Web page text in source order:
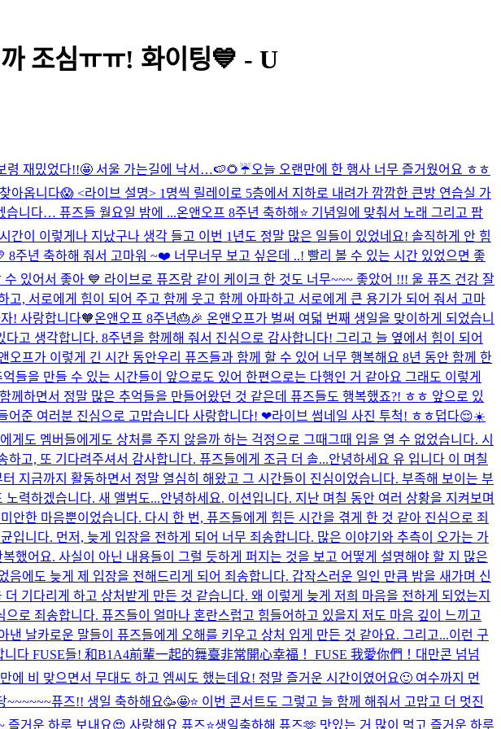
조심ㅠㅠ! 화이팅💙 - U
령 재밌었다!!🤩 서울 가는길에 낙서…🍉🌻☔️오늘 오랜만에 한 행사 너무 즐거웠어요 ㅎㅎ
옵니다😱 <라이브 설명> 1명씩 릴레이로 5층에서 지하로 내려가 깜깜한 큰방 연습실 가
습니다… 퓨즈들 월요일 밤에 ...온앤오프 8주년 축하해⭐️ 기념일에 맞춰서 노래 그리고 팝
이 이렇게나 지났구나 생각 들고 이번 1년도 정말 많은 일들이 있었네요! 솔직하게 안 힘
8주년 축하해 줘서 고마워 ~❤️ 너무너무 보고 싶은데 ..! 빨리 볼 수 있는 시간 있었으면 좋
있어서 좋아 💙 라이브로 퓨즈랑 같이 케이크 한 것도 너무~~~ 좋았어 !!! 울 퓨즈 건강 잘
, 서로에게 힘이 되어 주고 함께 웃고 함께 아파하고 서로에게 큰 용기가 되어 줘서 고마
! 사랑합니다🧡온앤오프 8주년🎂🎉 온앤오프가 벌써 여덟 번째 생일을 맞이하게 되었습니
고 생각합니다. 8주년을 함께해 줘서 진심으로 감사합니다! 그리고 늘 옆에서 힘이 되어
오프가 이렇게 긴 시간 동안우리 퓨즈들과 함께 할 수 있어 너무 행복해요 8년 동안 함께 한
을 만들 수 있는 시간들이 앞으로도 있어 한편으로는 다행인 거 같아요 그래도 이렇게
하면서 정말 많은 추억들을 만들어왔던 것 같은데 퓨즈들도 행복했죠?! ㅎㅎ 앞으로 있
어준 여러분 진심으로 고맙습니다 사랑합니다! ❤라이브 썸네일 사진 투척! ㅎㅎ덥다😌☀️
도 멤버들에게도 상처를 주지 않을까 하는 걱정으로 그때그때 입을 열 수 없었습니다. 시
고, 또 기다려주셔서 감사합니다. 퓨즈들에게 조금 더 솔...안녕하세요 유 입니다 이 며칠
지금까지 활동하면서 정말 열심히 해왔고 그 시간들이 진심이었습니다. 부족해 보이는 부
력하겠습니다. 새 앨범도...안녕하세요. 이션입니다. 지난 며칠 동안 여러 상황을 지켜보며
한 마음뿐이었습니다. 다시 한 번, 퓨즈들에게 힘든 시간을 겪게 한 것 같아 진심으로 죄
입니다. 먼저, 늦게 입장을 전하게 되어 너무 죄송합니다. 많은 이야기와 추측이 오가는 가
했어요. 사실이 아닌 내용들이 그럴 듯하게 퍼지는 것을 보고 어떻게 설명해야 할 지 많은
음에도 늦게 제 입장을 전해드리게 되어 죄송합니다. 갑작스러운 일인 만큼 밤을 새가며 신
기다리게 하고 상처받게 만든 것 같습니다. 왜 이렇게 늦게 저희 마음을 전하게 되었는지
로 죄송합니다. 퓨즈들이 얼마나 혼란스럽고 힘들어하고 있을지 저도 마음 깊이 느끼고
날카로운 말들이 퓨즈들에게 오해를 키우고 상처 입게 만든 것 같아요. 그리고...이런 구
다 FUSE들! 和B1A4前輩一起的舞臺非常開心幸福！ FUSE 我愛你們！ 대만콘 넘넘
에 비 맞으면서 무대도 하고 엠씨도 했는데요! 정말 즐거운 시간이였어요🙂 여수까지 먼
~~~~~~퓨즈!! 생일 축하해요🥳🤩⭐️ 이번 콘서트도 그렇고 늘 함께 해줘서 고맙고 더 멋진
거운 하루 보내요😍 사랑해요 퓨즈⭐️생일축하해 퓨즈🫶 맛있는 거 많이 먹고 즐거운 하루